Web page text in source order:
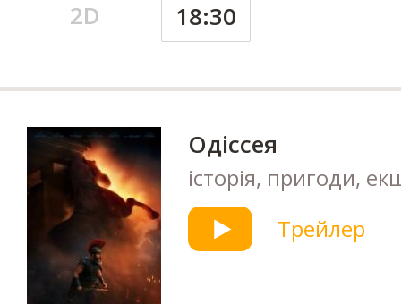
2D 18:30
Одіссея
історія, пригоди,
Трейлер